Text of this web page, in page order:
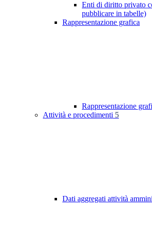
Enti di diritto privato
pubblicare in tabelle)
Rappresentazione grafica
Rappresentazione
Attività e procedimenti 5
Dati aggregati attività